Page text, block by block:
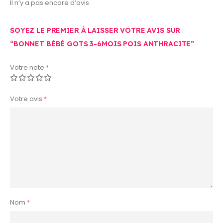
Il n’y a pas encore d’avis.
SOYEZ LE PREMIER À LAISSER VOTRE AVIS SUR
“BONNET BÉBÉ GOTS 3-6MOIS POIS ANTHRACITE”
Votre note *
Votre avis *
Nom *